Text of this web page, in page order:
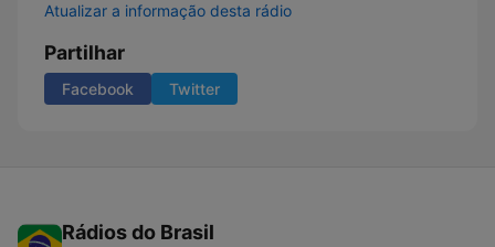
Atualizar a informação desta rádio
Partilhar
Facebook Twitter
Rádios do Brasil